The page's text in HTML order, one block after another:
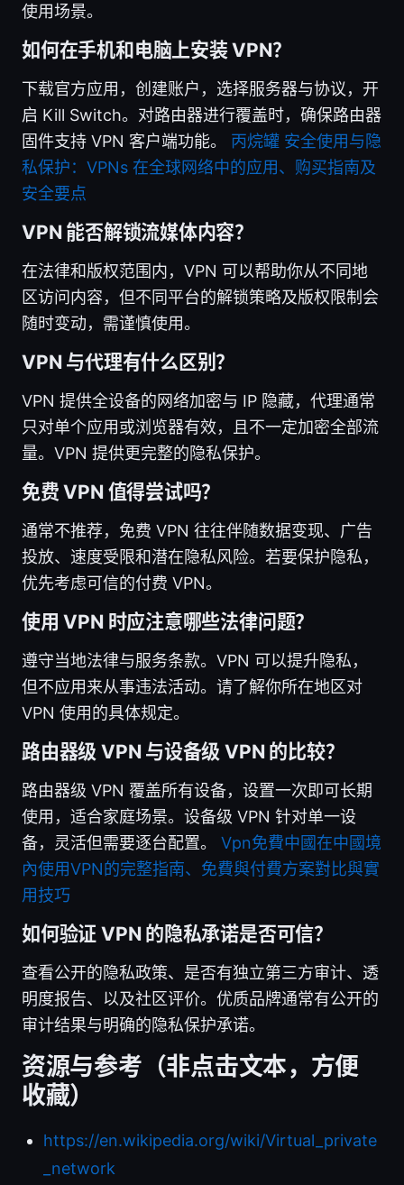
使用场景。
如何在手机和电脑上安装 VPN？
下载官方应用，创建账户，选择服务器与协议，开
启 Kill Switch。对路由器进行覆盖时，确保路由器
固件支持 VPN 客户端功能。 丙烷罐 安全使用与隐
私保护：VPNs 在全球网络中的应用、购买指南及
安全要点
VPN 能否解锁流媒体内容？
在法律和版权范围内，VPN 可以帮助你从不同地
区访问内容，但不同平台的解锁策略及版权限制会
随时变动，需谨慎使用。
VPN 与代理有什么区别？
VPN 提供全设备的网络加密与 IP 隐藏，代理通常
只对单个应用或浏览器有效，且不一定加密全部流
量。VPN 提供更完整的隐私保护。
免费 VPN 值得尝试吗？
通常不推荐，免费 VPN 往往伴随数据变现、广告
投放、速度受限和潜在隐私风险。若要保护隐私，
优先考虑可信的付费 VPN。
使用 VPN 时应注意哪些法律问题？
遵守当地法律与服务条款。VPN 可以提升隐私，
但不应用来从事违法活动。请了解你所在地区对
VPN 使用的具体规定。
路由器级 VPN 与设备级 VPN 的比较？
路由器级 VPN 覆盖所有设备，设置一次即可长期
使用，适合家庭场景。设备级 VPN 针对单一设
备，灵活但需要逐台配置。 Vpn免費中國在中國境
內使用VPN的完整指南、免費與付費方案對比與實
用技巧
如何验证 VPN 的隐私承诺是否可信？
查看公开的隐私政策、是否有独立第三方审计、透
明度报告、以及社区评价。优质品牌通常有公开的
审计结果与明确的隐私保护承诺。
资源与参考（非点击文本，方便
收藏）
https://en.wikipedia.org/wiki/Virtual_private
_network